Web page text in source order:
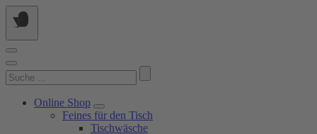
Springe
zum
Suchen
nach:
Online Shop
Feines für den Tisch
Tischwäsche